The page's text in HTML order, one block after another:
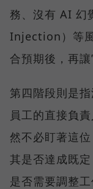
務、沒有 AI 幻
Injection）等
合預期後，再讓
第四階段則是
員工的直接負
然不必盯著這
其是否達成既
是否需要調整